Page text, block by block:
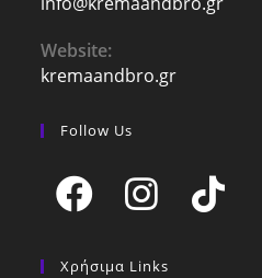
Website:
kremaandbro.gr
Follow Us
in
in
Χρήσιμα Links